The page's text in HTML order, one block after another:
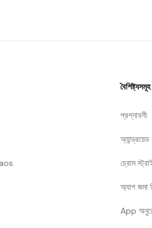
বৈশিষ্ট্যসমূহ
প্রশ্নাবলী
চ্রোম
অ্যাপ জমা
App